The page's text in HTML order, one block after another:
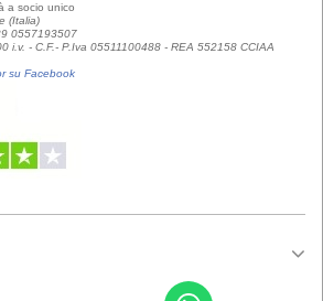
a socio unico
(Italia)
0557193507
i.v. - C.F.- P.Iva 05511100488 - REA 552158 CCIAA
su Facebook